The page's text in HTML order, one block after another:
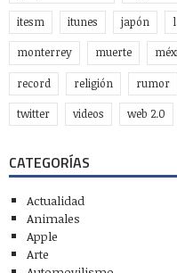
itesm itunes japón
monterrey muerte
record religión rumor
twitter videos web 2.0
CATEGORÍAS
Actualidad
Animales
Apple
Arte